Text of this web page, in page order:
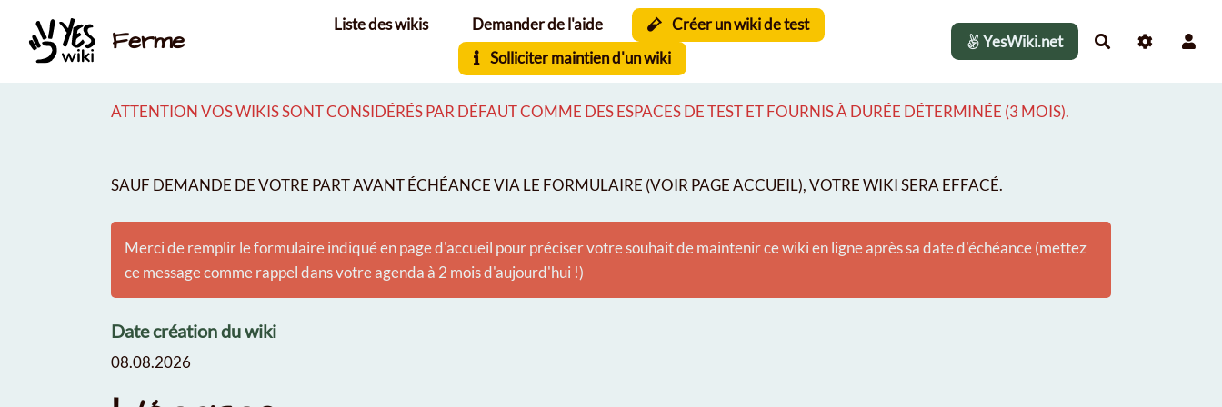
Aller au contenu principal
Ferme
Liste des wikis Demander de l'aide
Créer un wiki de test
Solliciter maintien d'un wiki
YesWiki.net Rechercher
ATTENTION VOS WIKIS SONT CONSIDÉRÉS PAR DÉFAUT COMME DES ESPACES DE TEST ET FOURNIS À DURÉE DÉTERMINÉE (3 MOIS).
SAUF DEMANDE DE VOTRE PART AVANT ÉCHÉANCE VIA LE FORMULAIRE (VOIR PAGE ACCUEIL), VOTRE WIKI SERA EFFACÉ.
Merci de remplir le formulaire indiqué en page d'accueil pour préciser votre souhait de maintenir ce wiki en ligne après sa date d'échéance (mettez
ce message comme rappel dans votre agenda à 2 mois d'aujourd'hui !)
Date création du wiki
08.08.2026